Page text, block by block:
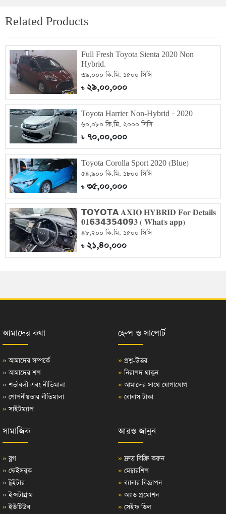
Related Products
Full Fresh Toyota Sienta 2020 Non
Hybrid.
৩৯,০০০ কি.মি. ১৫০০ সিসি
৳২৯,০০,০০০
Toyota Harrier Non-Hybrid – 2020
৬০,০৮০ কি.মি. ২০০০ সিসি
৳৭০,০০,০০০
Toyota Corolla Sport 2020 (Blue)
৫৪,৯০০ কি.মি. ১৮০০ সিসি
৳৩৫,০০,০০০
𝗧𝗢𝗬𝗢𝗧𝗔 𝐀𝐗𝐈𝐎 𝐇𝐘𝐁𝐑𝐈𝐃 𝐅𝐨𝐫 𝐃𝐞𝐭𝐚𝐢𝐥𝐬
𝟎𝟏𝟲𝟯𝟰𝟯𝟱𝟰𝟬𝟵𝟑 ( 𝐖𝐡𝐚𝐭'𝐬 𝐚𝐩𝐩)
৪৮,২০০ কি.মি. ১৫০০ সিসি
৳২১,৪০,০০০
আমাদের কথা
» আমাদের সম্পর্কে
» আমাদের শপ
» শর্তাবলী এবং নীতিমালা
» গোপনীয়তার নীতিমালা
» সাইটম্যাপ
হেল্প ও সাপোর্ট
» প্রশ্ন-উত্তর
» নিরাপদ থাকুন
» আমাদের সাথে যোগাযোগ
» বোনাস টাকা
সামাজিক
» ব্লগ
» ফেইসবুক
» টুইটার
» ইন্সটাগ্রাম
» ইউটিউব
আরও জানুন
» দ্রুত বিক্রি করুন
» মেম্বারশিপ
» ব্যানার বিজ্ঞাপন
» অ্যাড প্রমোশন
» সেইফ ডিল